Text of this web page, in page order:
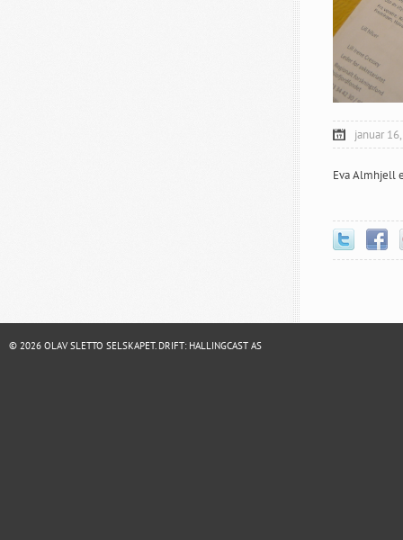
januar
Eva Almhjell
© 2026 OLAV SLETTO SELSKAPET. DRIFT: HALLINGCAST AS